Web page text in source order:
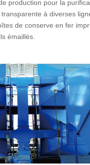
production pour la
à diverses
de conserve en fer
émaillés.